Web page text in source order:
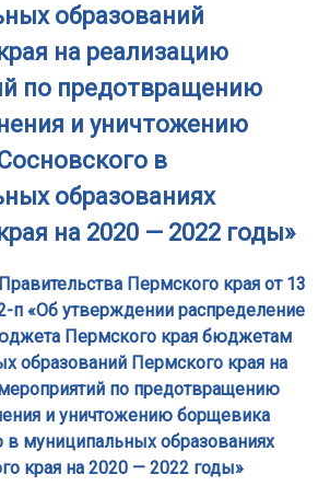
образований
на реализацию
по предотвращению
и уничтожению
в
образованиях
на 2020 — 2022 годы»
Пермского края от 13
п «Об утверждении распределение
Пермского края бюджетам
образований Пермского края на
по предотвращению
и уничтожению борщевика
в муниципальных образованиях
края на 2020 — 2022 годы»